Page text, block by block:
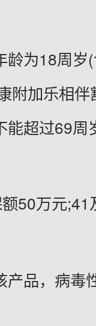
龄为18周
附加乐相
能超过69
50万元
产品，病毒